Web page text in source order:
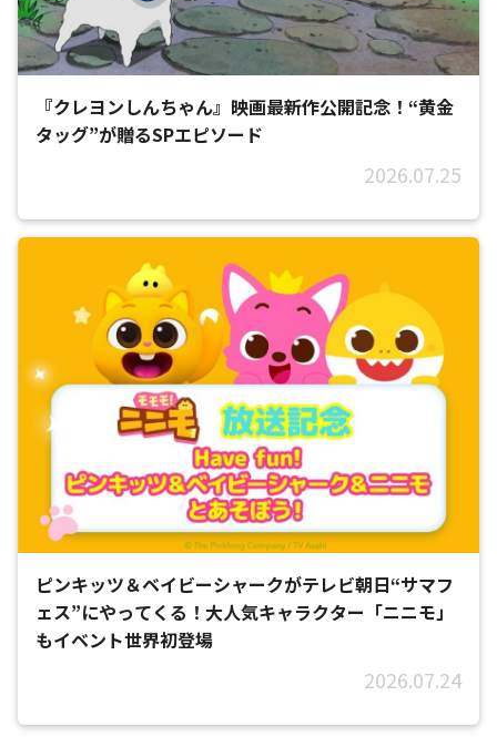
『クレヨンしんちゃん』映画最新作公開記念！“黄金
タッグ”が贈るSPエピソード
2026.07.25
ピンキッツ＆ベイビーシャークがテレビ朝日“サマフ
ェス”にやってくる！大人気キャラクター「ニニモ」
もイベント世界初登場
2026.07.24